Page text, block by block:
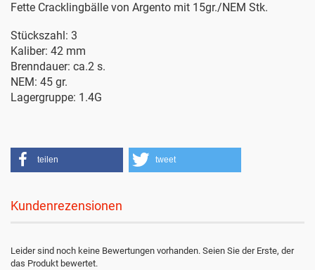
Fette Cracklingbälle von Argento mit 15gr./NEM Stk.
Stückszahl: 3
Kaliber: 42 mm
Brenndauer: ca.2 s.
NEM: 45 gr.
Lagergruppe: 1.4G
teilen tweet
Kundenrezensionen
Leider sind noch keine Bewertungen vorhanden. Seien Sie der Erste, der
das Produkt bewertet.